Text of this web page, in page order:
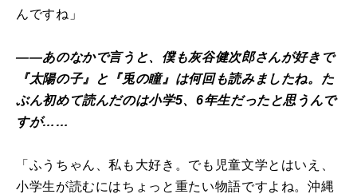
んですね」
――あのなかで言うと、僕も灰谷健次郎さんが好きで
『太陽の子』と『兎の瞳』は何回も読みましたね。た
ぶん初めて読んだのは小学5、6年生だったと思うんで
すが……
「ふうちゃん、私も大好き。でも児童文学とはいえ、
小学生が読むにはちょっと重たい物語ですよね。沖縄